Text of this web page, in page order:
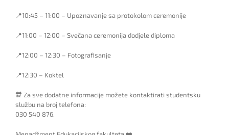
📍10:45 – 11:00 – Upoznavanje sa protokolom ceremonije
📍11:00 – 12:00 – Svečana ceremonija dodjele diploma
📍12:00 – 12:30 – Fotografisanje
📍12:30 – Koktel
🔛 Za sve dodatne informacije možete kontaktirati studentsku
službu na broj telefona:
030 540 876.